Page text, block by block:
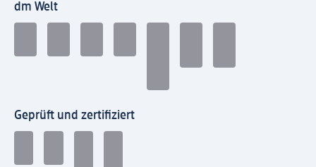
dm Welt
Geprüft und zertifiziert